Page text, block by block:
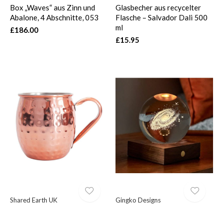
Box „Waves“ aus Zinn und
Abalone, 4 Abschnitte, 053
£186.00
Glasbecher aus recycelter
Flasche – Salvador Dali 500
ml
£15.95
Shared Earth UK Gingko Designs